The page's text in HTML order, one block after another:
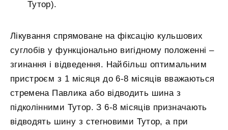
Тутор).
Лікування спрямоване на фіксацію кульшових
суглобів у функціонально вигідному положенні –
згинання і відведення. Найбільш оптимальним
пристроєм з 1 місяця до 6-8 місяців вважаються
стремена Павлика або відводить шина з
підколінними Тутор. З 6-8 місяців призначають
відводять шину з стегновими Тутор, а при